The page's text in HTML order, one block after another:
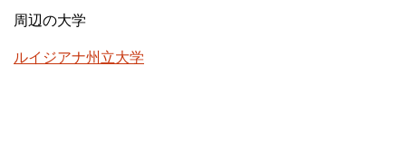
周辺の大学
ルイジアナ州立大学